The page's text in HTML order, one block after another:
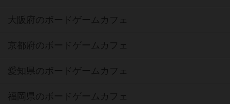
大阪府のボードゲームカフェ
京都府のボードゲームカフェ
愛知県のボードゲームカフェ
福岡県のボードゲームカフェ